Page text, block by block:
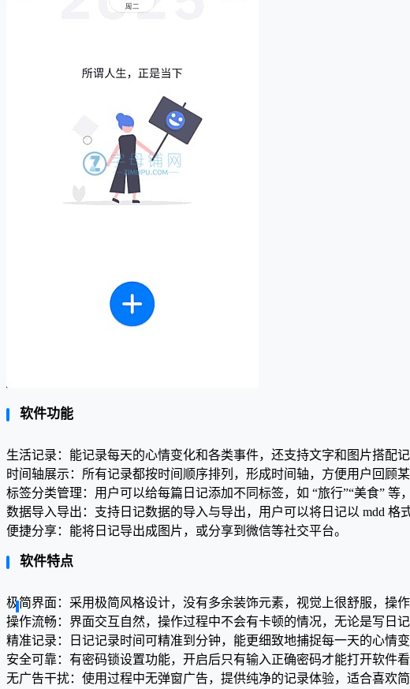
软件功能
生活记录：能记录每天的心情变化和各类事件，还支持文字和图片搭配
时间轴展示：所有记录都按时间顺序排列，形成时间轴，方便用户回顾某
标签分类管理：用户可以给每篇日记添加不同标签，如 “旅行”“美食” 等
数据导入导出：支持日记数据的导入与导出，用户可以将日记以 mdd 格
便捷分享：能将日记导出成图片，或分享到微信等社交平台。
软件特点
极简界面：采用极简风格设计，没有多余装饰元素，视觉上很舒服，操
操作流畅：界面交互自然，操作过程中不会有卡顿的情况，无论是写日
精准记录：日记记录时间可精准到分钟，能更细致地捕捉每一天的心情
安全可靠：有密码锁设置功能，开启后只有输入正确密码才能打开软件
无广告干扰：使用过程中无弹窗广告，提供纯净的记录体验，适合喜欢简